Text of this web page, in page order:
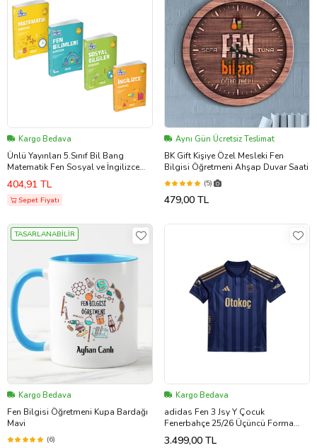
Kargo Bedava
Ünlü Yayınları 5.Sınıf Bil Bang
Matematik Fen Sosyal ve İngilizce
Soru Bankası Seti 4 Kitap
404,91 TL
Sepet Fiyatı
Aynı Gün Ücretsiz Teslimat
BK Gift Kişiye Özel Mesleki Fen
Bilgisi Öğretmeni Ahşap Duvar Saati
(5)
479,00 TL
TASARLANABİLİR
Kargo Bedava
Fen Bilgisi Öğretmeni Kupa Bardağı
Mavi
(6)
Kargo Bedava
adidas Fen 3 Jsy Y Çocuk
Fenerbahçe 25/26 Üçüncü Forma
KD9739 Lacivert
3.499,00 TL